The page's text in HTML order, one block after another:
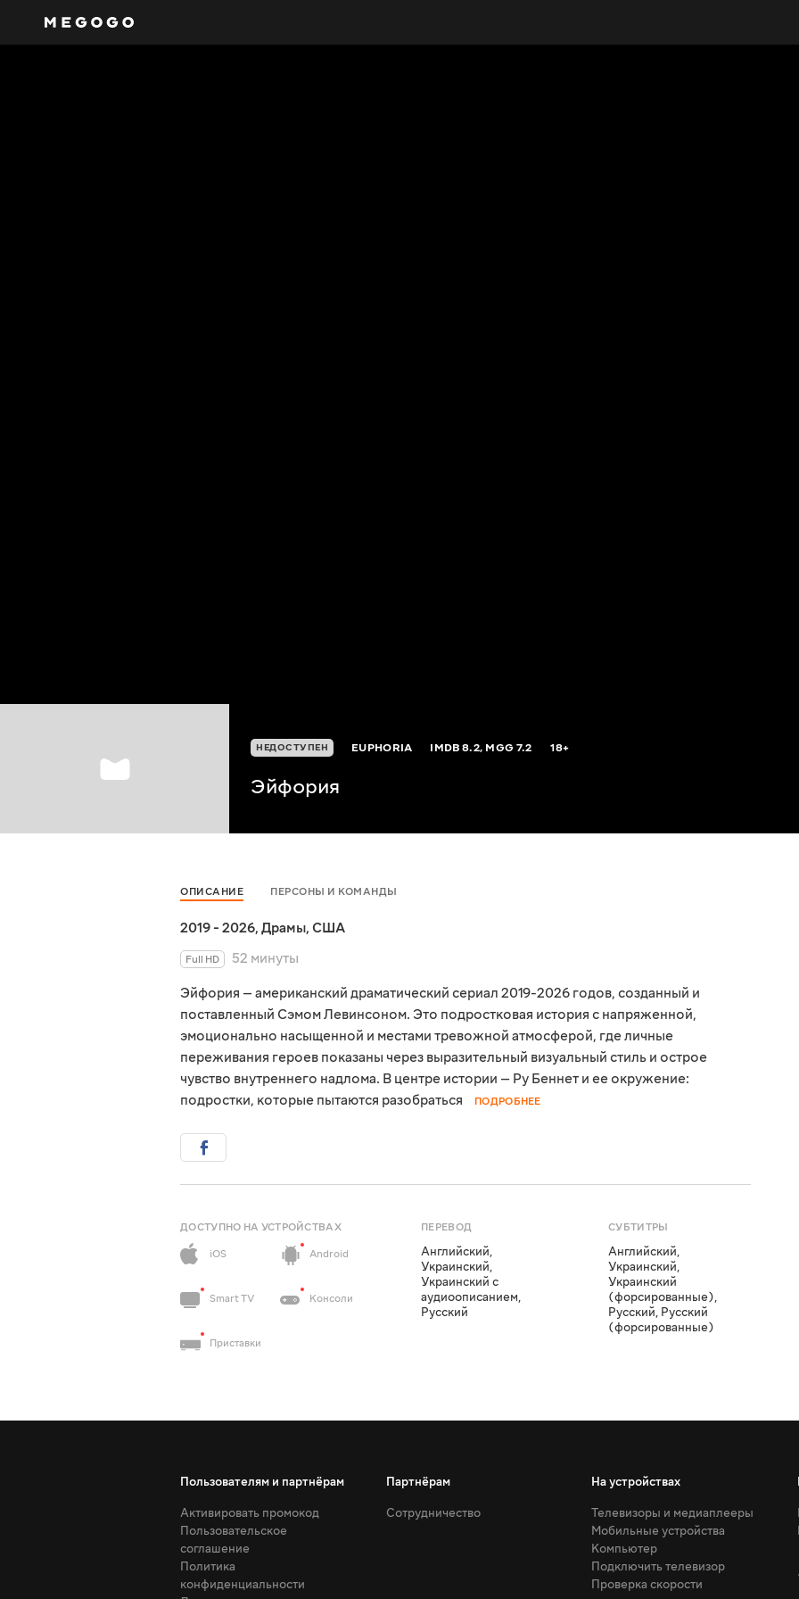
НЕДОСТУПЕН EUPHORIA IMDB8.2, MGG7.2 18+
Эйфория
ОПИСАНИЕ ПЕРСОНЫ И КОМАНДЫ
2019 - 2026, Драмы, США
Full HD
52 минуты
Эйфория — американский драматический сериал 2019-2026 годов, созданный и
поставленный Сэмом Левинсоном. Это подростковая история с напряженной,
эмоционально насыщенной и местами тревожной атмосферой, где личные
переживания героев показаны через выразительный визуальный стиль и острое
чувство внутреннего надлома. В центре истории — Ру Беннет и ее окружение:
подростки, которые пытаются разобраться
ПОДРОБНЕЕ
ДОСТУПНО НА УСТРОЙСТВАХ
iOS
Android
Smart TV Консоли
Приставки
ПЕРЕВОД
Английский,
Украинский,
Украинский с
аудиоописанием,
Русский
СУБТИТРЫ
Английский,
Украинский,
Украинский
(форсированные),
Русский, Русский
(форсированные)
Пользователям и партнёрам
Активировать промокод
Пользовательское
соглашение
Политика
конфиденциальности
Партнёрам
Сотрудничество
На устройствах
Телевизоры и медиаплееры
Мобильные устройства
Компьютер
Подключить телевизор
Проверка скорости